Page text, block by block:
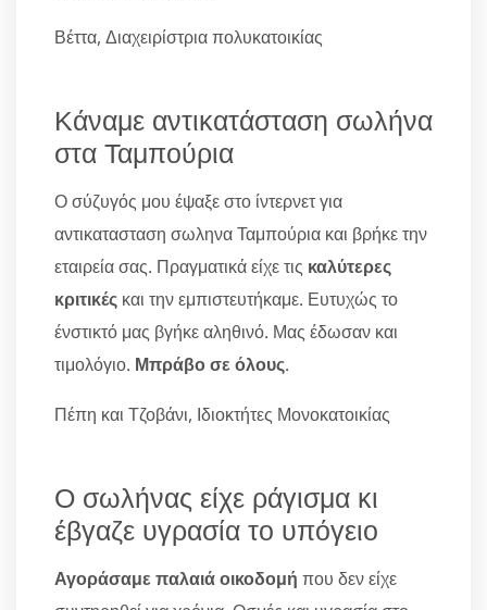
Βέττα, Διαχειρίστρια πολυκατοικίας
Κάναμε αντικατάσταση σωλήνα
στα Ταμπούρια
Ο σύζυγός μου έψαξε στο ίντερνετ για
αντικατασταση σωληνα Ταμπούρια και βρήκε την
εταιρεία σας. Πραγματικά είχε τις καλύτερες
κριτικές και την εμπιστευτήκαμε. Ευτυχώς το
ένστικτό μας βγήκε αληθινό. Μας έδωσαν και
τιμολόγιο. Μπράβο σε όλους.
Πέπη και Τζοβάνι, Ιδιοκτήτες Μονοκατοικίας
Ο σωλήνας είχε ράγισμα κι
έβγαζε υγρασία το υπόγειο
Αγοράσαμε παλαιά οικοδομή που δεν είχε